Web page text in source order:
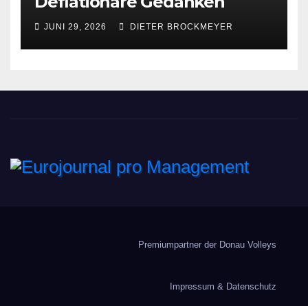
JUNI 29, 2026 DIETER BROCKMEYER
Premiumpartner der Donau Volleys
Impressum & Datenschutz